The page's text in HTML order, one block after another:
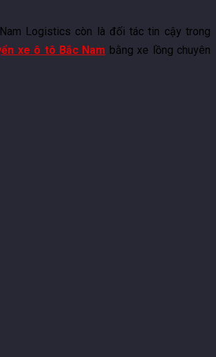
Logistics còn là đối tác tin cậy trong
xe ô tô Bắc Nam bằng xe lồng chuyên